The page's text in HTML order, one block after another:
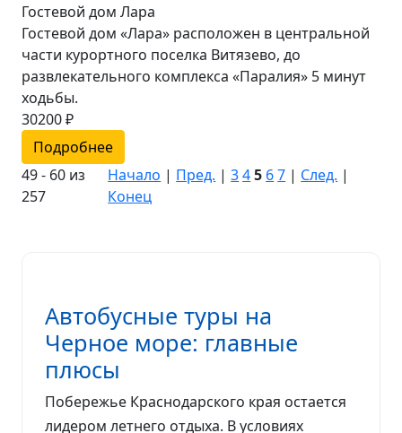
Гостевой дом Лара
Гостевой дом «Лара» расположен в центральной
части курортного поселка Витязево, до
развлекательного комплекса «Паралия» 5 минут
ходьбы.
30200 ₽
Подробнее
49 - 60 из
257
Начало | Пред. |345 67 | След. |
Конец
Автобусные туры на
Черное море: главные
плюсы
Побережье Краснодарского края остается
лидером летнего отдыха. В условиях